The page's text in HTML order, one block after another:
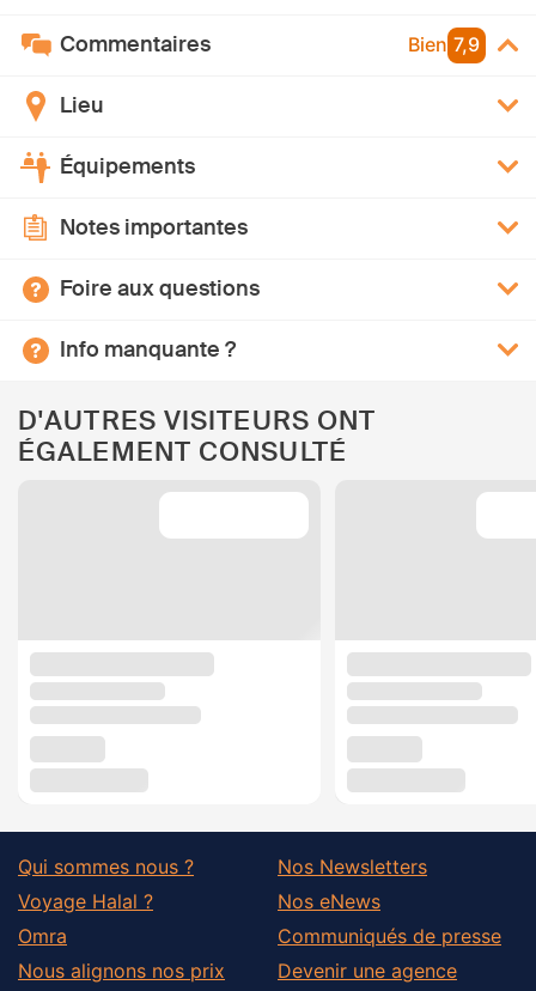
Commentaires Bien 7,9
Lieu
Équipements
Notes importantes
Foire aux questions
Info manquante ?
D'AUTRES VISITEURS ONT
ÉGALEMENT CONSULTÉ
Qui sommes nous ?
Voyage Halal ?
Omra
Nous alignons nos prix
Nos Newsletters
Nos eNews
Communiqués de presse
Devenir une agence